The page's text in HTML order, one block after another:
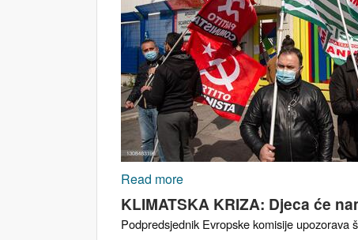
Read more
KLIMATSKA KRIZA: Djeca će
Podpredsjednik Evropske komisije upozorava